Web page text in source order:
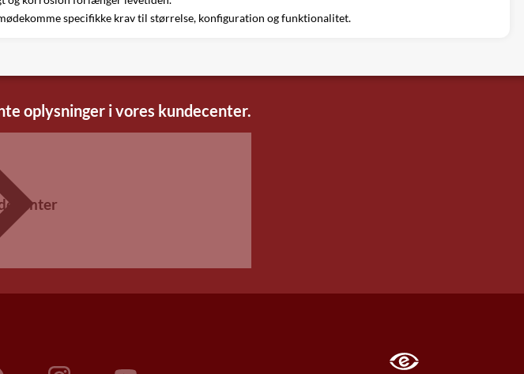
specifikke krav til størrelse, konfiguration og funktionalitet.
oplysninger i vores kundecenter.